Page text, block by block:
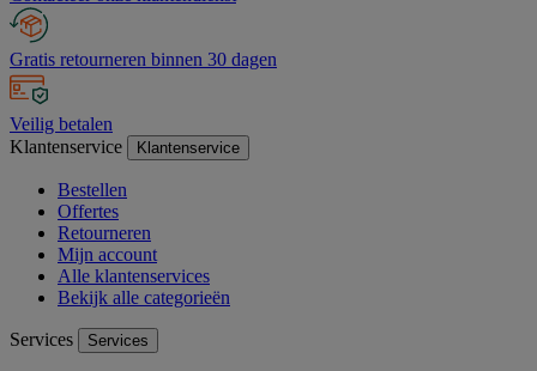
Gratis retourneren binnen 30 dagen
Veilig betalen
Klantenservice
Klantenservice
Bestellen
Offertes
Retourneren
Mijn account
Alle klantenservices
Bekijk alle categorieën
Services Services